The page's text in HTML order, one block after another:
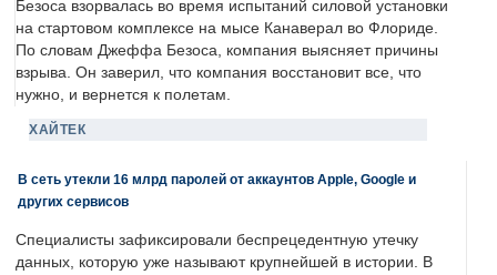
Безоса взорвалась во время испытаний силовой установки
на стартовом комплексе на мысе Канаверал во Флориде.
По словам Джеффа Безоса, компания выясняет причины
взрыва. Он заверил, что компания восстановит все, что
нужно, и вернется к полетам.
ХАЙТЕК
В сеть утекли 16 млрд паролей от аккаунтов Apple, Google и
других сервисов
Специалисты зафиксировали беспрецедентную утечку
данных, которую уже называют крупнейшей в истории. В